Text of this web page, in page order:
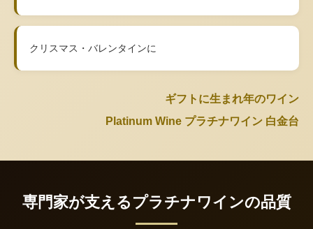
クリスマス・バレンタインに
ギフトに生まれ年のワイン
Platinum Wine プラチナワイン 白金台
専門家が支えるプラチナワインの品質